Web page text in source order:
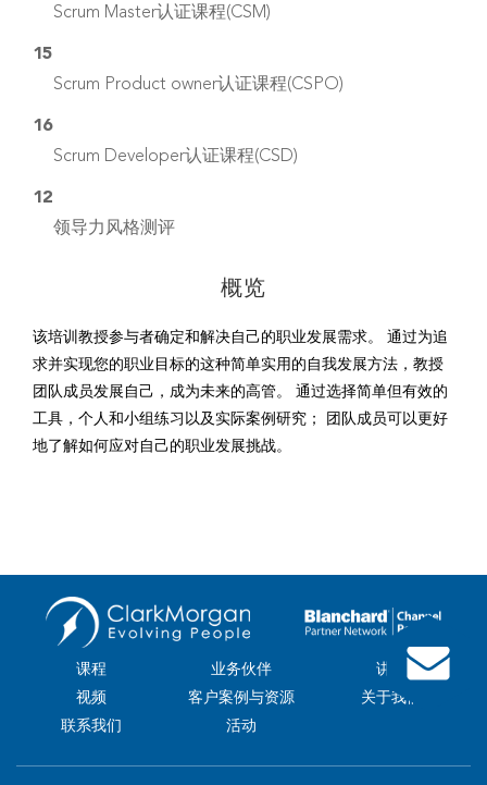
Scrum Master认证课程(CSM)
15
Scrum Product owner认证课程(CSPO)
16
Scrum Developer认证课程(CSD)
12
领导力风格测评
概览
该培训教授参与者确定和解决自己的职业发展需求。 通过为追
求并实现您的职业目标的这种简单实用的自我发展方法，教授
团队成员发展自己，成为未来的高管。 通过选择简单但有效的
工具，个人和小组练习以及实际案例研究； 团队成员可以更好
地了解如何应对自己的职业发展挑战。
课程 业务伙伴
讲师
视频
客户案例与资源
关于我们
联系我们
活动